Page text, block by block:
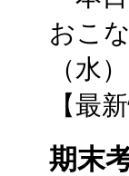
おこ
（水
【最
期末